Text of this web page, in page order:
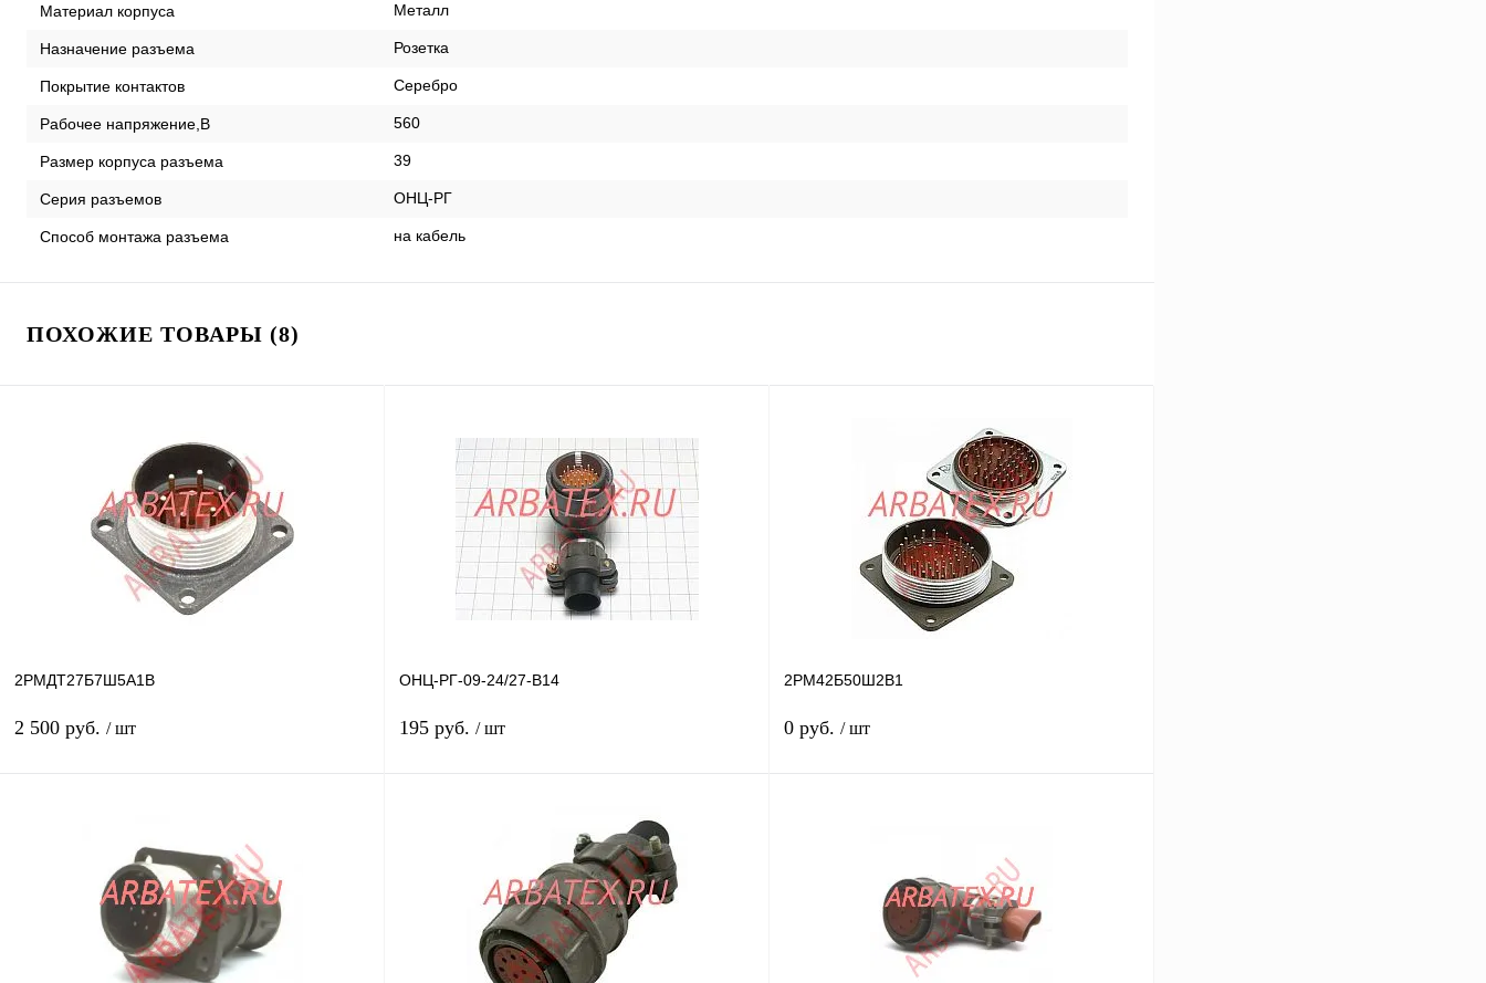
Материал корпуса Металл
Назначение разъема Розетка
Покрытие контактов Серебро
Рабочее напряжение,В 560
Размер корпуса разъема 39
Серия разъемов ОНЦ-РГ
Способ монтажа разъема на кабель
ПОХОЖИЕ ТОВАРЫ (8)
2РМДТ27Б7Ш5А1В
2 500 руб. / шт
Купить в 1 клик Сравнение
В избранное
наличии
ОНЦ-РГ-09-24/27-В14
195 руб. / шт
В корзину
Купить в 1 клик Сравнение
наличии
2РМ42Б50Ш2В1
0 руб. / шт
Купить в 1 клик Сравнение
Под заказ